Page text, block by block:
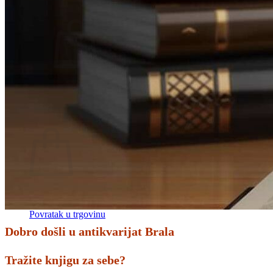
Povratak u trgovinu
Dobro došli u antikvarijat Brala
Tražite knjigu za sebe?